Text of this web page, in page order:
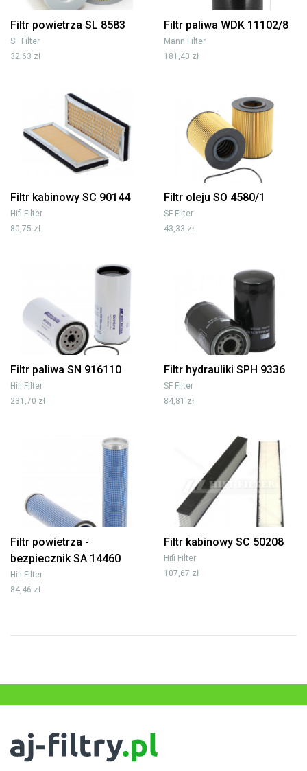
Filtr powietrza SL 8583
SF Filter
32,63 zł
Filtr paliwa WDK 11102/8
Mann Filter
181,40 zł
Filtr kabinowy SC 90144
Hifi Filter
80,75 zł
Filtr oleju SO 4580/1
SF Filter
43,33 zł
Filtr paliwa SN 916110
Hifi Filter
231,70 zł
Filtr hydrauliki SPH 9336
SF Filter
84,81 zł
Filtr powietrza -
bezpiecznik SA 14460
Hifi Filter
84,46 zł
Filtr kabinowy SC 50208
Hifi Filter
107,67 zł